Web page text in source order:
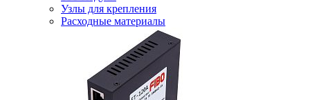
Узлы для крепления
Расходные материалы